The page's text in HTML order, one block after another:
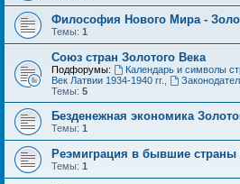
Философия Нового Мира -
Темы: 1
Cоюз стран Золотого Века
Подфорумы: Календарь и символы
Век Латвии 1934-1940 гг.
Темы: 5
Безденежная экономика
Темы: 1
Реэмиграция в бывшие
Темы: 1